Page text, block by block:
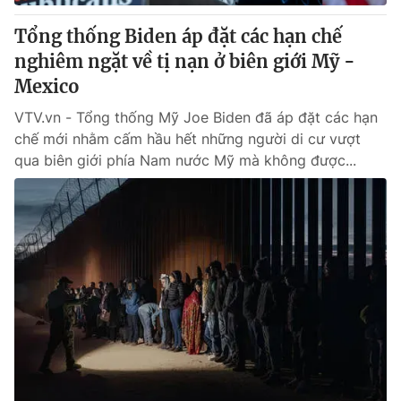
® Cấm sao chép dưới mọi hình thức nếu không có sự chấp
thuận bằng văn bản. Ghi rõ nguồn VTV.vn khi phát hành lại
thông tin từ website này.
Tổng thống Biden áp đặt các hạn chế
nghiêm ngặt về tị nạn ở biên giới Mỹ -
Mexico
VTV.vn - Tổng thống Mỹ Joe Biden đã áp đặt các hạn
chế mới nhằm cấm hầu hết những người di cư vượt
qua biên giới phía Nam nước Mỹ mà không được...